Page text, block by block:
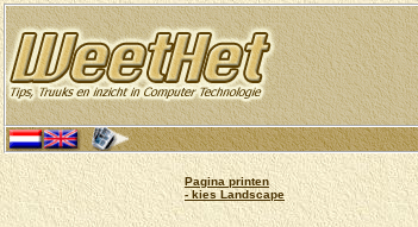
Pagina printen
- kies Landscape